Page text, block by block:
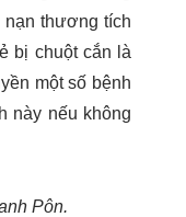
nạn thương tích
bị chuột cắn là
một số bệnh
này nếu không
Pôn.